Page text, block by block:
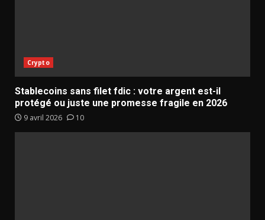
Crypto
Stablecoins sans filet fdic : votre argent est-il
protégé ou juste une promesse fragile en 2026
9 avril 2026 10